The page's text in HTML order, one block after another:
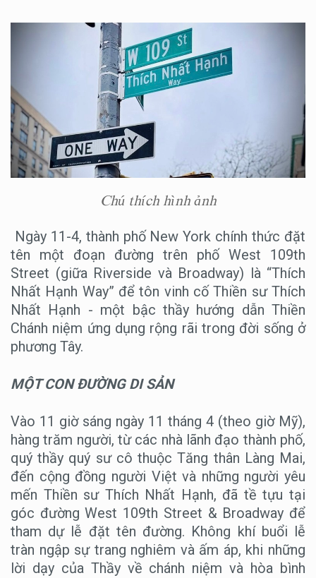
Chú thích hình ảnh
Ngày 11-4, thành phố New York chính thức đặt
tên một đoạn đường trên phố West 109th
Street (giữa Riverside và Broadway) là “Thích
Nhất Hạnh Way” để tôn vinh cố Thiền sư Thích
Nhất Hạnh - một bậc thầy hướng dẫn Thiền
Chánh niệm ứng dụng rộng rãi trong đời sống ở
phương Tây.
MỘT CON ĐƯỜNG DI SẢN
Vào 11 giờ sáng ngày 11 tháng 4 (theo giờ Mỹ),
hàng trăm người, từ các nhà lãnh đạo thành phố,
quý thầy quý sư cô thuộc Tăng thân Làng Mai,
đến cộng đồng người Việt và những người yêu
mến Thiền sư Thích Nhất Hạnh, đã tề tựu tại
góc đường West 109th Street & Broadway để
tham dự lễ đặt tên đường. Không khí buổi lễ
tràn ngập sự trang nghiêm và ấm áp, khi những
lời dạy của Thầy về chánh niệm và hòa bình